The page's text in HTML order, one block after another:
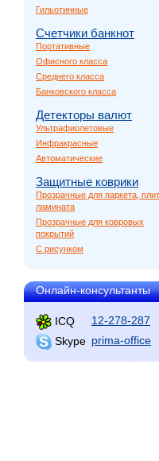
Гильотинные
Счетчики банкнот
Портативные
Офисного класса
Среднего класса
Банковского класса
Детекторы валют
Ультрафиолетовые
Инфракрасные
Автоматические
Защитные коврики
Прозрачные для паркета,
ламината
Прозрачные для ковровых
покрытий
С рисунком
Онлайн-консультанты
ICQ
12-278-287
Skype prima-office